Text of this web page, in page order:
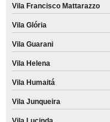
Vila Francisco Mattarazzo
Vila Glória
Vila Guarani
Vila Helena
Vila Humaitá
Vila Junqueira